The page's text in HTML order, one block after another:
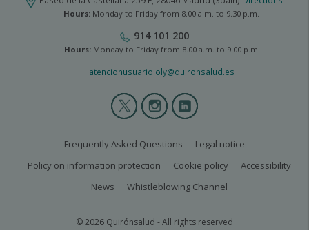
Hours:Monday to Friday from 8.00 a.m. to 9.30 p.m.
914 101 200
Hours: Monday to Friday from 8.00 a.m. to 9.00 p.m.
atencionusuario.oly@quironsalud.es
© 2026 Quirónsalud - All rights reserved
Frequently Asked Questions
Legal notice
Policy on information protection
Cookie policy
Accessibility
News
Whistleblowing Channel